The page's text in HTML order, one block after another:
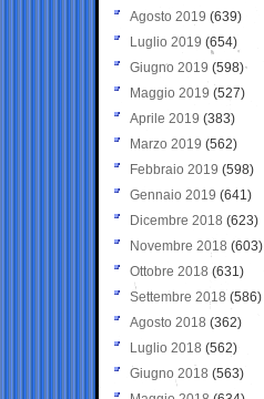
Agosto 2019 (639)
Luglio 2019 (654)
Giugno 2019 (598)
Maggio 2019 (527)
Aprile 2019 (383)
Marzo 2019 (562)
Febbraio 2019 (598)
Gennaio 2019 (641)
Dicembre 2018 (623)
Novembre 2018 (603)
Ottobre 2018 (631)
Settembre 2018 (586)
Agosto 2018 (362)
Luglio 2018 (562)
Giugno 2018 (563)